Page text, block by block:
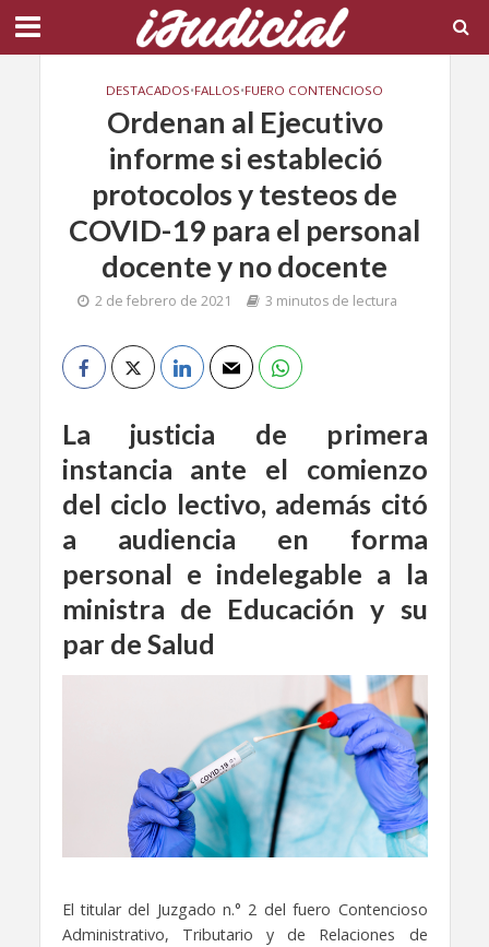
DESTACADOS•FALLOS•FUERO CONTENCIOSO
Ordenan al Ejecutivo
informe si estableció
protocolos y testeos de
COVID-19 para el personal
docente y no docente
2 de febrero de 2021 3 minutos de lectura
La justicia de primera
instancia ante el comienzo
del ciclo lectivo, además citó
a audiencia en forma
personal e indelegable a la
ministra de Educación y su
par de Salud
El titular del Juzgado n.° 2 del fuero Contencioso
Administrativo, Tributario y de Relaciones de